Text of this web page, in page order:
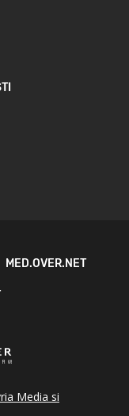
MED.OVER.NET
Media si